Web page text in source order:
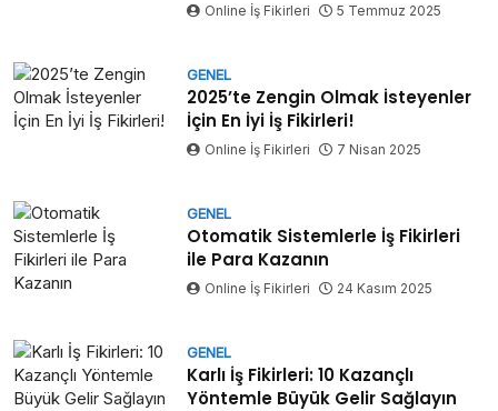
Online İş Fikirleri 5 Temmuz 2025
GENEL
2025’te Zengin Olmak İsteyenler
İçin En İyi İş Fikirleri!
Online İş Fikirleri 7 Nisan 2025
GENEL
Otomatik Sistemlerle İş Fikirleri
ile Para Kazanın
Online İş Fikirleri 24 Kasım 2025
GENEL
Karlı İş Fikirleri: 10 Kazançlı
Yöntemle Büyük Gelir Sağlayın